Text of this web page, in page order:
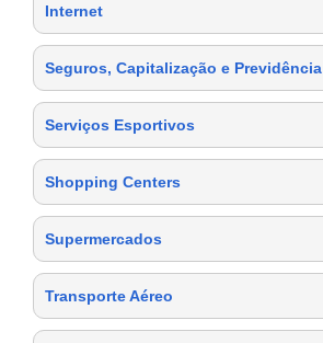
Internet
Seguros, Capitalização e Previdência
Serviços Esportivos
Shopping Centers
Supermercados
Transporte Aéreo